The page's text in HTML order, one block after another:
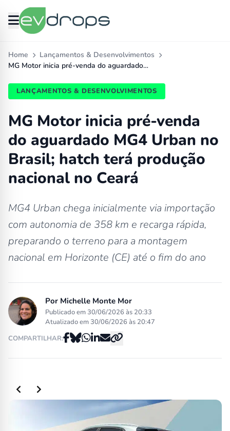
Home
Lançamentos & Desenvolvimentos
MG Motor inicia pré-venda do aguardado…
LANÇAMENTOS & DESENVOLVIMENTOS
MG Motor inicia pré-venda
do aguardado MG4 Urban no
Brasil; hatch terá produção
nacional no Ceará
MG4 Urban chega inicialmente via importação
com autonomia de 358 km e recarga rápida,
preparando o terreno para a montagem
nacional em Horizonte (CE) até o fim do ano
Por Michelle Monte Mor
Publicado em 30/06/2026 às 20:33
Atualizado em 30/06/2026 às 20:47
COMPARTILHAR:
Slide 2 of 2